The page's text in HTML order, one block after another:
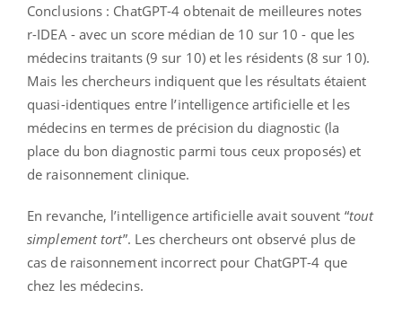
Conclusions : ChatGPT-4 obtenait de meilleures notes
r-IDEA - avec un score médian de 10 sur 10 - que les
médecins traitants (9 sur 10) et les résidents (8 sur 10).
Mais les chercheurs indiquent que les résultats étaient
quasi-identiques entre l’intelligence artificielle et les
médecins en termes de précision du diagnostic (la
place du bon diagnostic parmi tous ceux proposés) et
de raisonnement clinique.
En revanche, l’intelligence artificielle avait souvent “tout
simplement tort”. Les chercheurs ont observé plus de
cas de raisonnement incorrect pour ChatGPT-4 que
chez les médecins.